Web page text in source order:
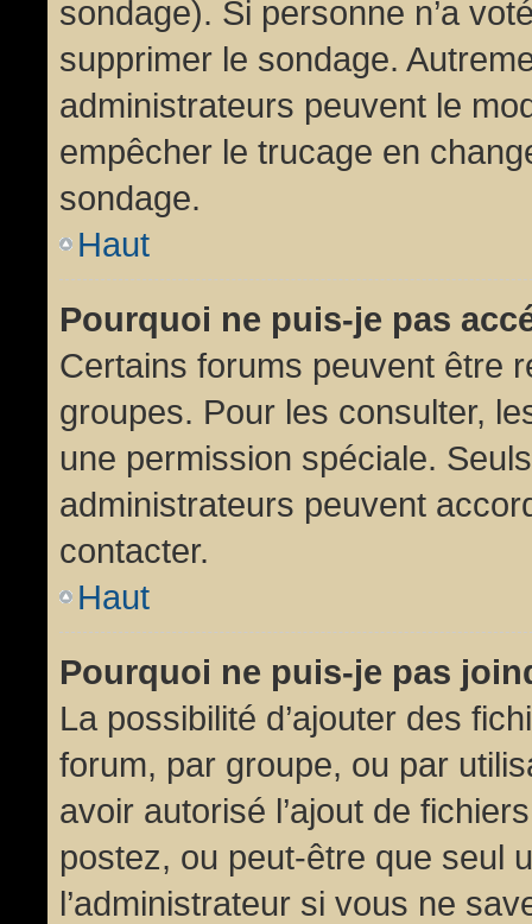
sondage). Si personne n’a
supprimer le sondage.
administrateurs peuvent le
empêcher le trucage en
sondage.
Haut
Pourquoi ne puis-je pas
Certains forums peuvent être
groupes. Pour les consulter,
une permission spéciale.
administrateurs peuvent
contacter.
Haut
Pourquoi ne puis-je pas
La possibilité d’ajouter des
forum, par groupe, ou par
avoir autorisé l’ajout de
postez, ou peut-être que seul
l’administrateur si vous ne